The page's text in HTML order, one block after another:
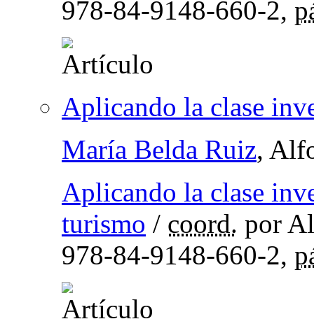
978-84-9148-660-2,
Aplicando la clase
María Belda Ruiz,
Aplicando la clase
turismo / coord. por
978-84-9148-660-2,